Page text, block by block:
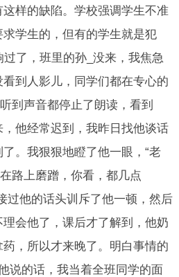
样的缺陷。学校强调学生不准
学生的，但有的学生就是犯
过了，班里的孙_没来，我焦急
到人影儿，同学们都在专心的
到声音都停止了朗读，看到
他经常迟到，我昨日找他谈话
。我狠狠地瞪了他一眼，“老
路上磨蹭，你看，都几点
过他的话头训斥了他一顿，然后
会他了，课后才了解到，他奶
，所以才来晚了。明白事情的
说的话，我当着全班同学的面